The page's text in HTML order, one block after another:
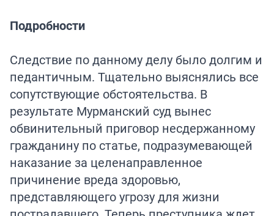
Подробности
Следствие по данному делу было долгим и
педантичным. Тщательно выяснялись все
сопутствующие обстоятельства. В
результате Мурманский суд вынес
обвинительный приговор несдержанному
гражданину по статье, подразумевающей
наказание за целенаправленное
причинение вреда здоровью,
представляющего угрозу для жизни